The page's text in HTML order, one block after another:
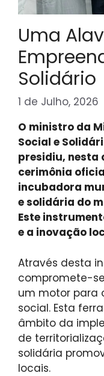
Uma
Solidário
1 de Julho, 2026
O ministro da
Social e
presidiu, nesta
cerimônia
incubadora
e solidária do
Este
e a inovação
Através desta
compromete-
um motor para
social. Esta
âmbito da
de
solidária
locais.